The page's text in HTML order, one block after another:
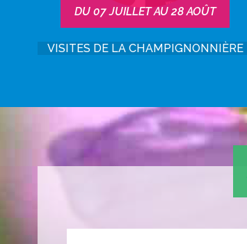
DU 07 JUILLET AU 28 AOÛT
VISITES DE LA CHAMPIGNONNIÈRE